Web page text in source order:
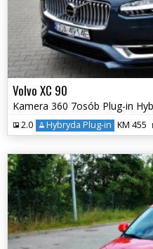
Volvo XC 90
2.0 Hybryda Plug-in KM 455